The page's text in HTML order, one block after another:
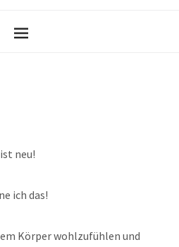
neu!
ich das!
Körper wohlzufühlen und